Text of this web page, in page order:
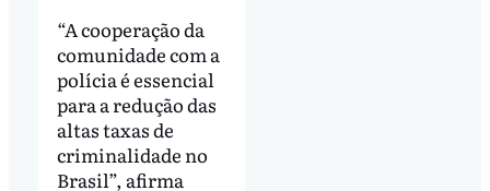
“A cooperação da
comunidade com a
polícia é essencial
para a redução das
altas taxas de
criminalidade no
Brasil”, afirma